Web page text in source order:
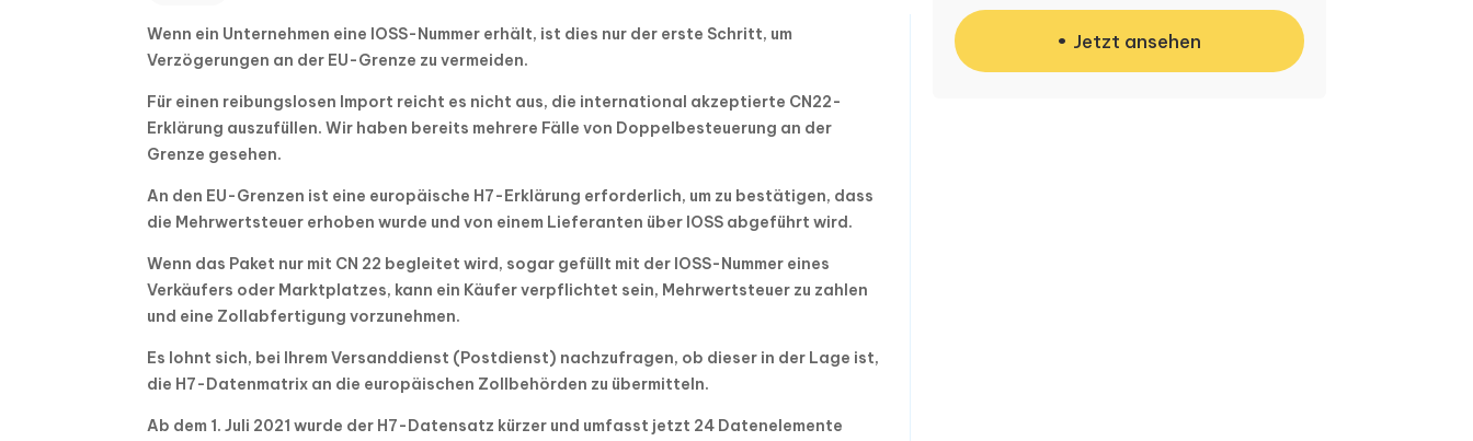
Wenn ein Unternehmen eine IOSS-Nummer erhält, ist dies nur der erste Schritt, um
Verzögerungen an der EU-Grenze zu vermeiden.
Für einen reibungslosen Import reicht es nicht aus, die international akzeptierte CN22-
Erklärung auszufüllen. Wir haben bereits mehrere Fälle von Doppelbesteuerung an der
Grenze gesehen.
An den EU-Grenzen ist eine europäische H7-Erklärung erforderlich, um zu bestätigen, dass
die Mehrwertsteuer erhoben wurde und von einem Lieferanten über IOSS abgeführt wird.
Wenn das Paket nur mit CN 22 begleitet wird, sogar gefüllt mit der IOSS-Nummer eines
Verkäufers oder Marktplatzes, kann ein Käufer verpflichtet sein, Mehrwertsteuer zu zahlen
und eine Zollabfertigung vorzunehmen.
Es lohnt sich, bei Ihrem Versanddienst (Postdienst) nachzufragen, ob dieser in der Lage ist,
die H7-Datenmatrix an die europäischen Zollbehörden zu übermitteln.
Ab dem 1. Juli 2021 wurde der H7-Datensatz kürzer und umfasst jetzt 24 Datenelemente
Jetzt ansehen